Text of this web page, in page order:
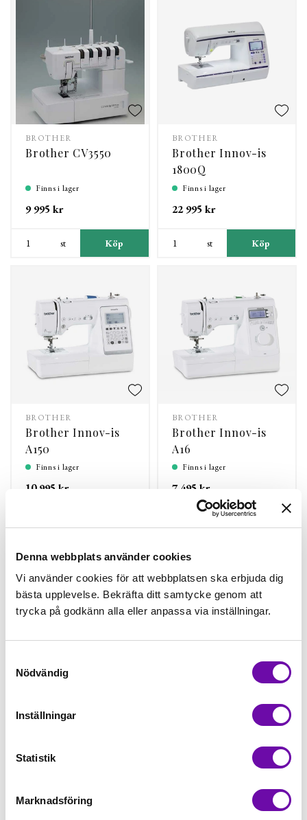
Denna webbplats använder cookies
Vi använder cookies för att webbplatsen ska erbjuda dig
bästa upplevelse. Bekräfta ditt samtycke genom att
trycka på godkänn alla eller anpassa via inställningar.
Nödvändig
Inställningar
Statistik
Marknadsföring
BROTHER
Brother CV3550
Finns i lager
9 995 kr
st Köp
BROTHER
Brother Innov-is
1800Q
Finns i lager
22 995 kr
st Köp
BROTHER
Brother Innov-is
A150
Finns i lager
10 995 kr
BROTHER
Brother Innov-is
A16
Finns i lager
7 495 kr
Brother Innov-is
st
Brother Innov-is
Köp